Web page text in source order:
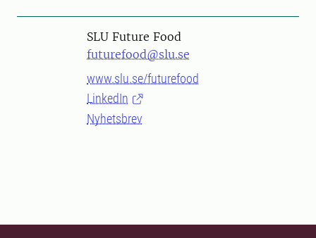
SLU Future Food
futurefood@slu.se
www.slu.se/futurefood
LinkedIn
Nyhetsbrev